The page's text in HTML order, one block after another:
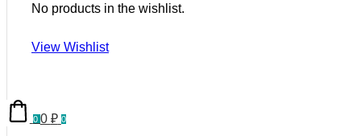
No products in the wishlist.
View Wishlist
0 0 ₽ 0